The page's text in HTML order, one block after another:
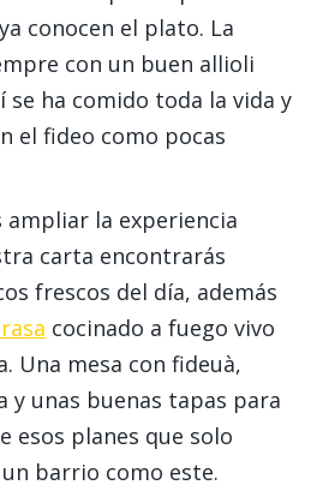
conocen el plato. La
con un buen allioli
se ha comido toda la vida y
el fideo como pocas
ampliar la experiencia
carta encontrarás
frescos del día, además
cocinado a fuego vivo
Una mesa con fideuà,
y unas buenas tapas para
esos planes que solo
barrio como este.